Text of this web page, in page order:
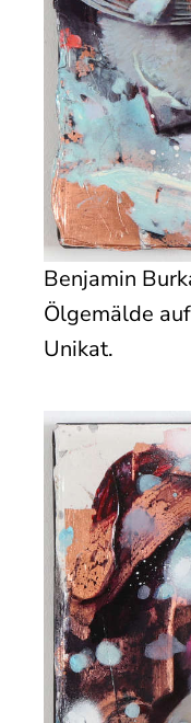
Benjamin
Ölgemälde
Unikat.